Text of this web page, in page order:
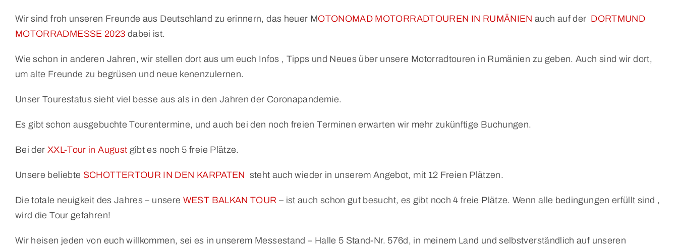
Wir sind froh unseren Freunde aus Deutschland zu erinnern, das heuer MOTONOMAD MOTORRADTOUREN IN RUMÄNIEN auch auf der DORTMUND
MOTORRADMESSE 2023 dabei ist.
Wie schon in anderen Jahren, wir stellen dort aus um euch Infos , Tipps und Neues über unsere Motorradtouren in Rumänien zu geben. Auch sind wir dort,
um alte Freunde zu begrüsen und neue kenenzulernen.
Unser Tourestatus sieht viel besse aus als in den Jahren der Coronapandemie.
Es gibt schon ausgebuchte Tourentermine, und auch bei den noch freien Terminen erwarten wir mehr zukünftige Buchungen.
Bei der XXL-Tour in August gibt es noch 5 freie Plätze.
Unsere beliebte SCHOTTERTOUR IN DEN KARPATEN steht auch wieder in unserem Angebot, mit 12 Freien Plätzen.
Die totale neuigkeit des Jahres – unsere WEST BALKAN TOUR – ist auch schon gut besucht, es gibt noch 4 freie Plätze. Wenn alle bedingungen erfüllt sind ,
wird die Tour gefahren!
Wir heisen jeden von euch willkommen, sei es in unserem Messestand – Halle 5 Stand-Nr. 576d, in meinem Land und selbstverständlich auf unseren